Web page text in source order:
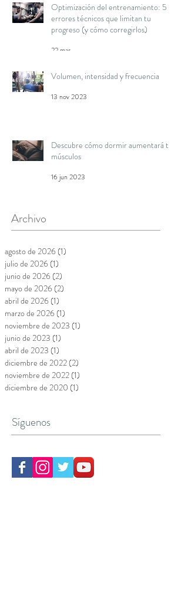
Optimización del entrenamiento: 5
errores técnicos que limitan tu
progreso (y cómo corregirlos)
22 mar
Volumen, intensidad y frecuencia
13 nov 2023
Descubre cómo dormir aumentará tus
músculos
16 jun 2023
Archivo
agosto de 2026 (1)
julio de 2026 (1)
junio de 2026 (2)
mayo de 2026 (2)
abril de 2026 (1)
marzo de 2026 (1)
noviembre de 2023 (1)
junio de 2023 (1)
abril de 2023 (1)
diciembre de 2022 (2)
noviembre de 2022 (1)
diciembre de 2020 (1)
Síguenos